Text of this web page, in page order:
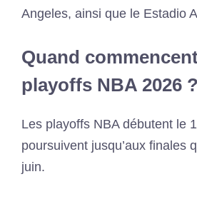
Angeles, ainsi que le Estadio
Quand
playoffs NBA 2026 ?
Les playoffs NBA débutent le
poursuivent jusqu’aux finales
juin.